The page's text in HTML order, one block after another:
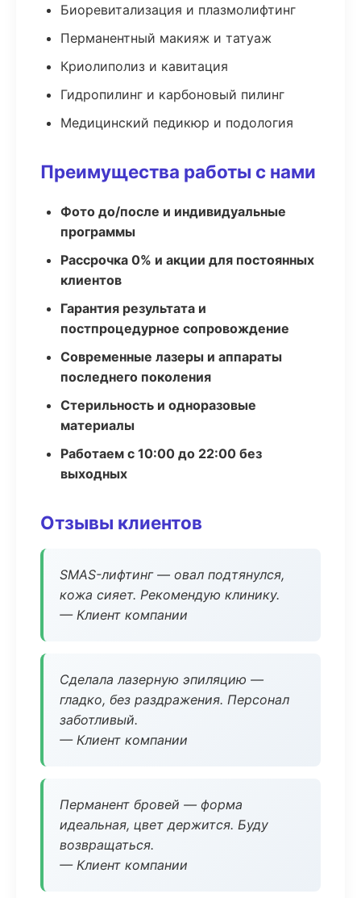
Биоревитализация и плазмолифтинг
Перманентный макияж и татуаж
Криолиполиз и кавитация
Гидропилинг и карбоновый пилинг
Медицинский педикюр и подология
Преимущества работы с нами
Фото до/после и индивидуальные
программы
Рассрочка 0% и акции для постоянных
клиентов
Гарантия результата и
постпроцедурное сопровождение
Современные лазеры и аппараты
последнего поколения
Стерильность и одноразовые
материалы
Работаем с 10:00 до 22:00 без
выходных
Отзывы клиентов
SMAS-лифтинг — овал подтянулся,
кожа сияет. Рекомендую клинику.
— Клиент компании
Сделала лазерную эпиляцию —
гладко, без раздражения. Персонал
заботливый.
— Клиент компании
Перманент бровей — форма
идеальная, цвет держится. Буду
возвращаться.
— Клиент компании